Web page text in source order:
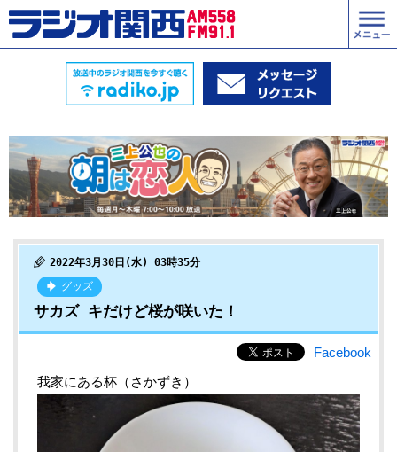
2022年3月30日(水) 03時35分
グッズ
サカズ キだけど桜が咲いた！
Facebook
我家にある杯（さかずき）